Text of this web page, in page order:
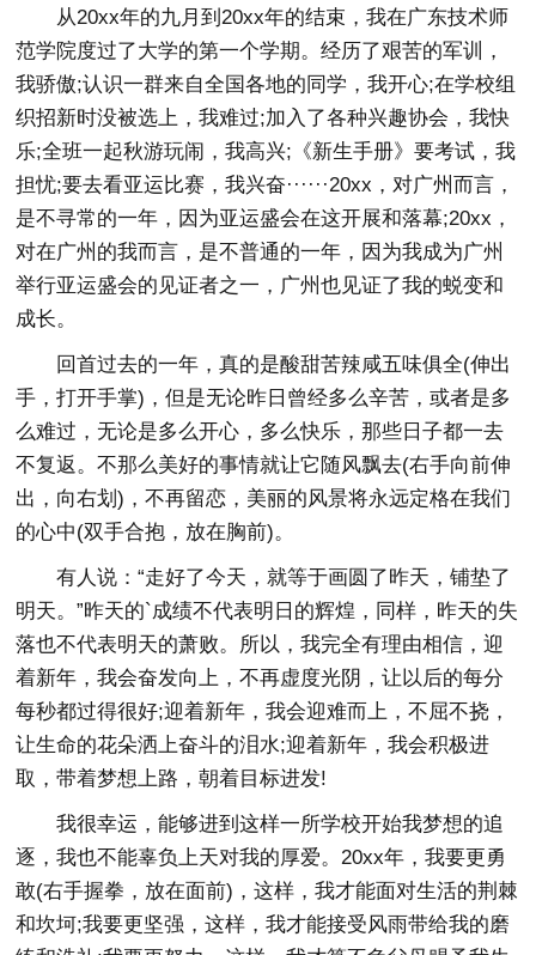
从20xx年的九月到20xx年的结束，我在广东技术师
范学院度过了大学的第一个学期。经历了艰苦的军训，
我骄傲;认识一群来自全国各地的同学，我开心;在学校组
织招新时没被选上，我难过;加入了各种兴趣协会，我快
乐;全班一起秋游玩闹，我高兴;《新生手册》要考试，我
担忧;要去看亚运比赛，我兴奋······20xx，对广州而言，
是不寻常的一年，因为亚运盛会在这开展和落幕;20xx，
对在广州的我而言，是不普通的一年，因为我成为广州
举行亚运盛会的见证者之一，广州也见证了我的蜕变和
成长。
回首过去的一年，真的是酸甜苦辣咸五味俱全(伸出
手，打开手掌)，但是无论昨日曾经多么辛苦，或者是多
么难过，无论是多么开心，多么快乐，那些日子都一去
不复返。不那么美好的事情就让它随风飘去(右手向前伸
出，向右划)，不再留恋，美丽的风景将永远定格在我们
的心中(双手合抱，放在胸前)。
有人说：“走好了今天，就等于画圆了昨天，铺垫了
明天。”昨天的`成绩不代表明日的辉煌，同样，昨天的失
落也不代表明天的萧败。所以，我完全有理由相信，迎
着新年，我会奋发向上，不再虚度光阴，让以后的每分
每秒都过得很好;迎着新年，我会迎难而上，不屈不挠，
让生命的花朵洒上奋斗的泪水;迎着新年，我会积极进
取，带着梦想上路，朝着目标进发!
我很幸运，能够进到这样一所学校开始我梦想的追
逐，我也不能辜负上天对我的厚爱。20xx年，我要更勇
敢(右手握拳，放在面前)，这样，我才能面对生活的荆棘
和坎坷;我要更坚强，这样，我才能接受风雨带给我的磨